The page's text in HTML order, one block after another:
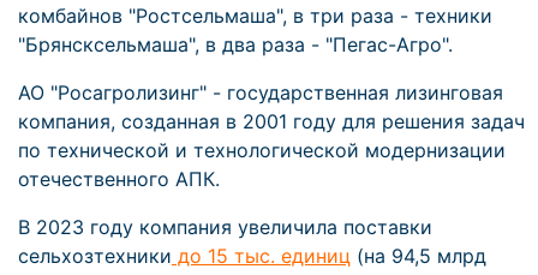
комбайнов "Ростсельмаша", в три раза - техники
"Брянсксельмаша", в два раза - "Пегас-Агро".
АО "Росагролизинг" - государственная лизинговая
компания, созданная в 2001 году для решения задач
по технической и технологической модернизации
отечественного АПК.
В 2023 году компания увеличила поставки
сельхозтехники до 15 тыс. единиц (на 94,5 млрд